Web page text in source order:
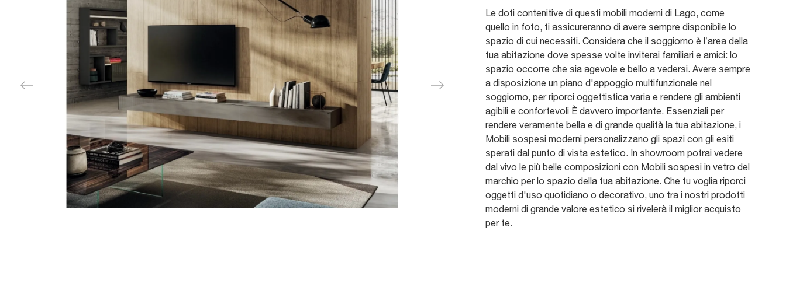
Le doti contenitive di questi mobili moderni di Lago, come
quello in foto, ti assicureranno di avere sempre disponibile lo
spazio di cui necessiti. Considera che il soggiorno è l’area della
tua abitazione dove spesse volte inviterai familiari e amici: lo
spazio occorre che sia agevole e bello a vedersi. Avere sempre
a disposizione un piano d'appoggio multifunzionale nel
soggiorno, per riporci oggettistica varia e rendere gli ambienti
agibili e confortevoli È davvero importante. Essenziali per
rendere veramente bella e di grande qualità la tua abitazione, i
Mobili sospesi moderni personalizzano gli spazi con gli esiti
sperati dal punto di vista estetico. In showroom potrai vedere
dal vivo le più belle composizioni con Mobili sospesi in vetro del
marchio per lo spazio della tua abitazione. Che tu voglia riporci
oggetti d'uso quotidiano o decorativo, uno tra i nostri prodotti
moderni di grande valore estetico si rivelerà il miglior acquisto
per te.